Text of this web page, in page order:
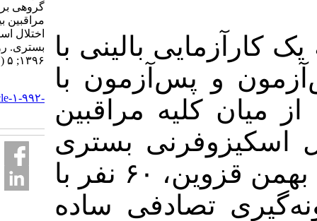
بالینی با
و پس‌آزمون با
کلیه مراقبین
بستری
شده در بیمارستان ۲۲ بهمن قزوین، ۶۰ نفر با
تصادفی ساده
گروهی بر اضطراب
مراقبین بیماران مبتلا به
اختلال اسکیزوفرنی
بستری. روان پرستاری.
۱۳۹۶; ۵ (۵) :۳۴-۴۲
http://ijpn.ir/article-۱-۹۹۲-